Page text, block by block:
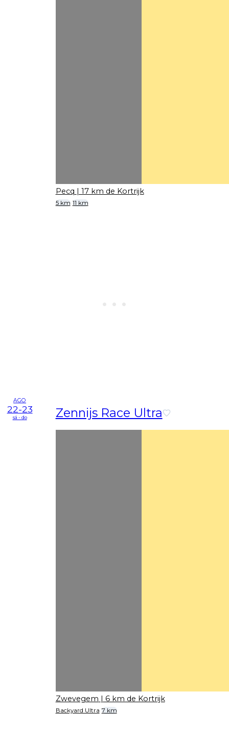
Pecq | 17 km de Kortrijk
5 km 11 km
AGO
22-23
sá - do Zennijs Race Ultra
Zwevegem | 6 km de Kortrijk
Backyard Ultra 7 km